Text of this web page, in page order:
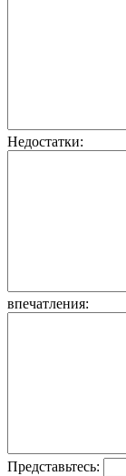
Недостатки:
впечатления:
Представьтесь: